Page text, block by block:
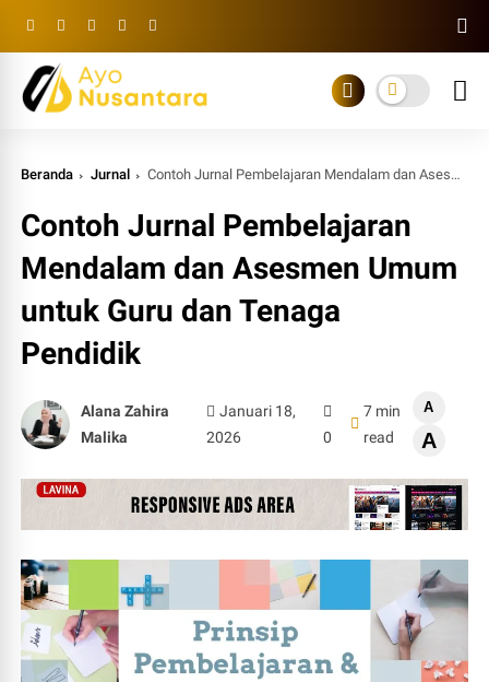
Beranda Jurnal Contoh Jurnal Pembelajaran Mendalam dan Asesmen Umum untuk Guru dan Tenaga Pendidik
Contoh Jurnal Pembelajaran
Mendalam dan Asesmen Umum
untuk Guru dan Tenaga
Pendidik
Alana Zahira
Malika
Januari 18,
2026
0
7 min
read
A
A